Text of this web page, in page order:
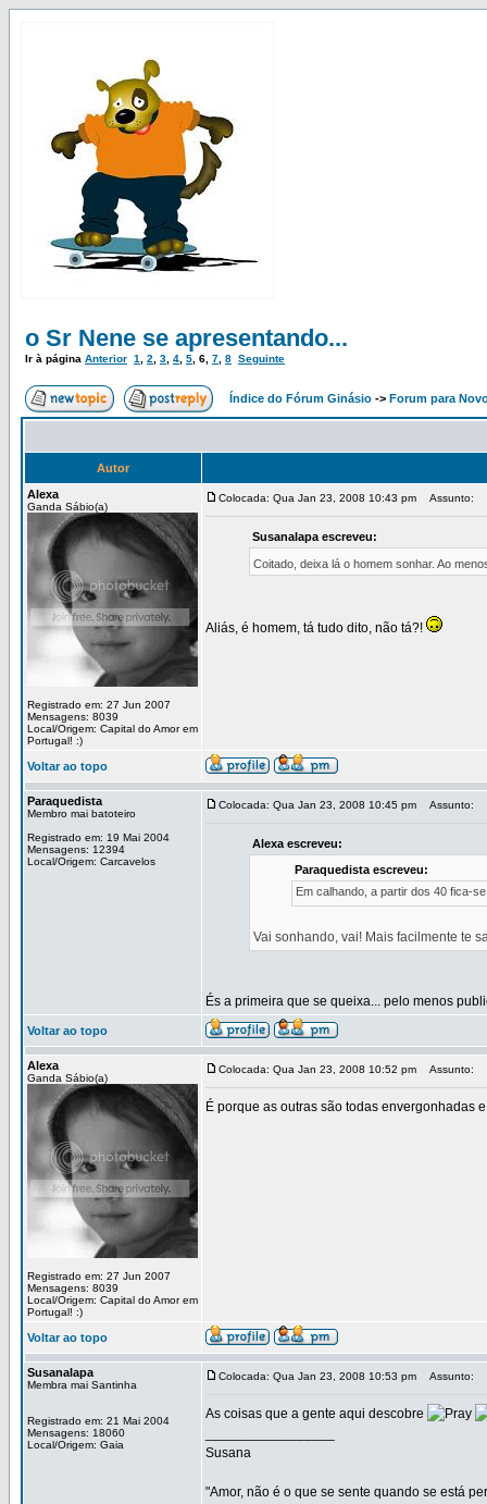
o Sr Nene se apresentando...
Ir à página Anterior 1 2 3 4 5 6 7 8 Seguinte
Índice do Fórum Ginásio -> Forum para
Autor
Alexa
Ganda Sábio(a)
Registrado em: 27 Jun 2007
Mensagens: 8039
Local/Origem: Capital do Amor em
Portugal! :)
Colocada: Qua Jan 23, 2008 10:43 pm Assunto:
Susanalapa escreveu:
Coitado, deixa lá o homem sonhar. Ao
Aliás, é homem, tá tudo dito, não tá?!
Voltar ao topo
Paraquedista
Membro mai batoteiro
Registrado em: 19 Mai 2004
Mensagens: 12394
Local/Origem: Carcavelos
Colocada: Qua Jan 23, 2008 10:45 pm Assunto:
Alexa escreveu:
Paraquedista escreveu:
Em calhando, a partir dos 40 fica-
Vai sonhando, vai! Mais facilmente te
És a primeira que se queixa... pelo menos
Voltar ao topo
Alexa
Ganda Sábio(a)
Registrado em: 27 Jun 2007
Mensagens: 8039
Local/Origem: Capital do Amor em
Portugal! :)
Colocada: Qua Jan 23, 2008 10:52 pm Assunto:
É porque as outras são todas envergonhadas
Voltar ao topo
Susanalapa
Membra mai Santinha
Registrado em: 21 Mai 2004
Mensagens: 18060
Local/Origem: Gaia
Colocada: Qua Jan 23, 2008 10:53 pm Assunto:
As coisas que a gente aqui descobre
Susana
"Amor, não é o que se sente quando se está